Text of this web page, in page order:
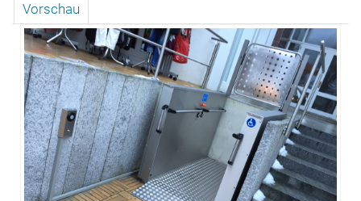
Vorschau